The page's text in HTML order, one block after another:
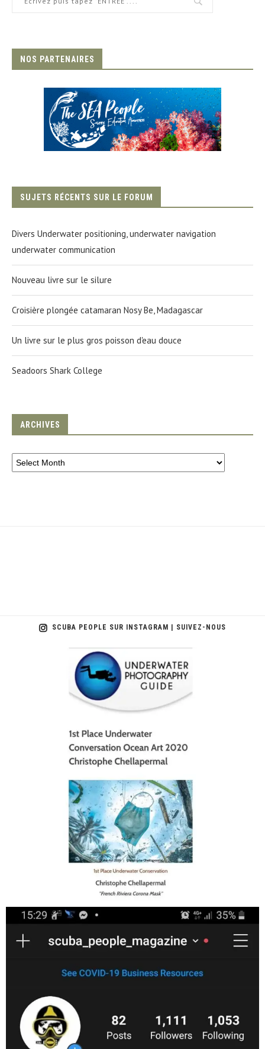
NOS PARTENAIRES
SUJETS RÉCENTS SUR LE FORUM
Divers Underwater positioning, underwater navigation
underwater communication
Nouveau livre sur le silure
Croisière plongée catamaran Nosy Be, Madagascar
Un livre sur le plus gros poisson d'eau douce
Seadoors Shark College
ARCHIVES
SCUBA PEOPLE SUR INSTAGRAM | SUIVEZ-NOUS
scuba_people_magazine
scuba_people_magazine